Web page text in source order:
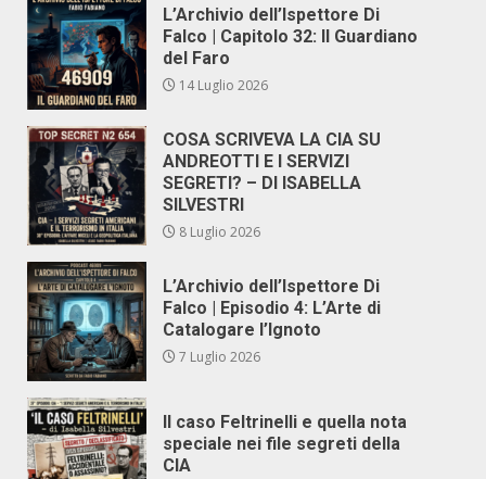
L’Archivio dell’Ispettore Di
Falco | Capitolo 32: Il Guardiano
del Faro
14 Luglio 2026
COSA SCRIVEVA LA CIA SU
ANDREOTTI E I SERVIZI
SEGRETI? – DI ISABELLA
SILVESTRI
8 Luglio 2026
L’Archivio dell’Ispettore Di
Falco | Episodio 4: L’Arte di
Catalogare l’Ignoto
7 Luglio 2026
Il caso Feltrinelli e quella nota
speciale nei file segreti della
CIA